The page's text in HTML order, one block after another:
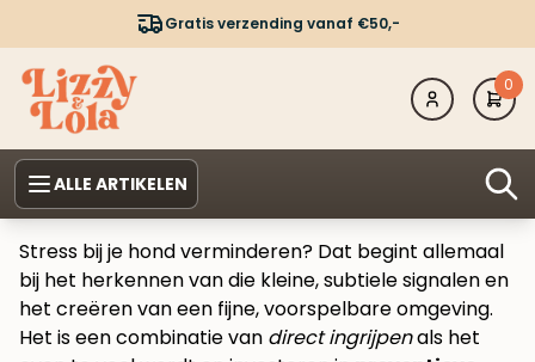
Gratis verzending vanaf €50,-
0
ALLE ARTIKELEN
Stress bij je hond verminderen? Dat begint allemaal
bij het herkennen van die kleine, subtiele signalen en
het creëren van een fijne, voorspelbare omgeving.
Het is een combinatie van direct ingrijpenals het